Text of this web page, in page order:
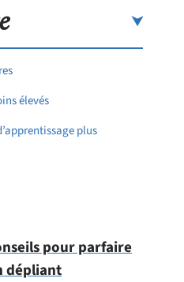
élevés
plus
pour parfaire
dépliant